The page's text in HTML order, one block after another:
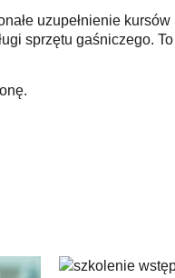
uzupełnienie
sprzętu gaśniczego.